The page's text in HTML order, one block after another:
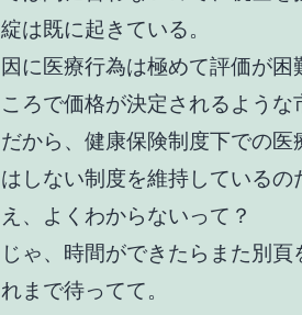
綻は既に起きている。
因に医療行為は極めて評価が
ころで価格が決定されるような
だから、健康保険制度下での
はしない制度を維持しているの
え、よくわからないって？
じゃ、時間ができたらまた別
れまで待ってて。